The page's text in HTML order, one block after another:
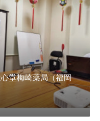
堂梅崎薬局（福岡